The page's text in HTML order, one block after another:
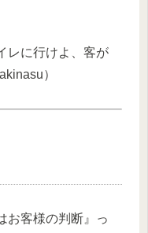
レに行けよ、客が
）
お客様の判断』っ